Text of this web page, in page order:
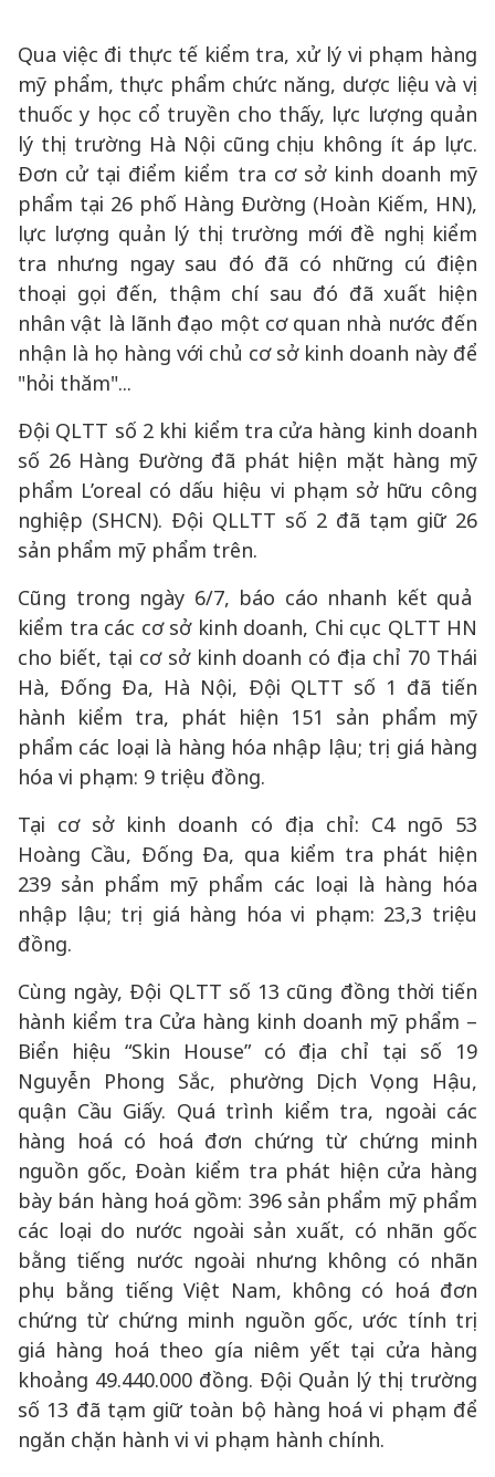
Qua việc đi thực tế kiểm tra, xử lý vi phạm hàng
mỹ phẩm, thực phẩm chức năng, dược liệu và vị
thuốc y học cổ truyền cho thấy, lực lượng quản
lý thị trường Hà Nội cũng chịu không ít áp lực.
Đơn cử tại điểm kiểm tra cơ sở kinh doanh mỹ
phẩm tại 26 phố Hàng Đường (Hoàn Kiếm, HN),
lực lượng quản lý thị trường mới đề nghị kiểm
tra nhưng ngay sau đó đã có những cú điện
thoại gọi đến, thậm chí sau đó đã xuất hiện
nhân vật là lãnh đạo một cơ quan nhà nước đến
nhận là họ hàng với chủ cơ sở kinh doanh này để
"hỏi thăm"...
Đội QLTT số 2 khi kiểm tra cửa hàng kinh doanh
số 26 Hàng Đường đã phát hiện mặt hàng mỹ
phẩm L’oreal có dấu hiệu vi phạm sở hữu công
nghiệp (SHCN). Đội QLLTT số 2 đã tạm giữ 26
sản phẩm mỹ phẩm trên.
Cũng trong ngày 6/7, báo cáo nhanh kết quả
kiểm tra các cơ sở kinh doanh, Chi cục QLTT HN
cho biết, tại cơ sở kinh doanh có địa chỉ 70 Thái
Hà, Đống Đa, Hà Nội, Đội QLTT số 1 đã tiến
hành kiểm tra, phát hiện 151 sản phẩm mỹ
phẩm các loại là hàng hóa nhập lậu; trị giá hàng
hóa vi phạm: 9 triệu đồng.
Tại cơ sở kinh doanh có địa chỉ: C4 ngõ 53
Hoàng Cầu, Đống Đa, qua kiểm tra phát hiện
239 sản phẩm mỹ phẩm các loại là hàng hóa
nhập lậu; trị giá hàng hóa vi phạm: 23,3 triệu
đồng.
Cùng ngày, Đội QLTT số 13 cũng đồng thời tiến
hành kiểm tra Cửa hàng kinh doanh mỹ phẩm –
Biển hiệu “Skin House” có địa chỉ tại số 19
Nguyễn Phong Sắc, phường Dịch Vọng Hậu,
quận Cầu Giấy. Quá trình kiểm tra, ngoài các
hàng hoá có hoá đơn chứng từ chứng minh
nguồn gốc, Đoàn kiểm tra phát hiện cửa hàng
bày bán hàng hoá gồm: 396 sản phẩm mỹ phẩm
các loại do nước ngoài sản xuất, có nhãn gốc
bằng tiếng nước ngoài nhưng không có nhãn
phụ bằng tiếng Việt Nam, không có hoá đơn
chứng từ chứng minh nguồn gốc, ước tính trị
giá hàng hoá theo gía niêm yết tại cửa hàng
khoảng 49.440.000 đồng. Đội Quản lý thị trường
số 13 đã tạm giữ toàn bộ hàng hoá vi phạm để
ngăn chặn hành vi vi phạm hành chính.